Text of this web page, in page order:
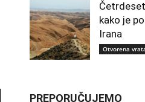
kako je
Irana
Otvorena
PREPORUČUJEMO